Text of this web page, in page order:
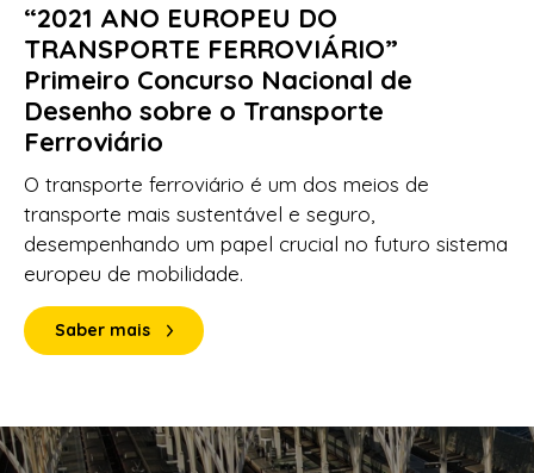
“2021 ANO EUROPEU DO
TRANSPORTE FERROVIÁRIO”
Primeiro Concurso Nacional de
Desenho sobre o Transporte
Ferroviário
O transporte ferroviário é um dos meios de
transporte mais sustentável e seguro,
desempenhando um papel crucial no futuro sistema
europeu de mobilidade.
Saber mais